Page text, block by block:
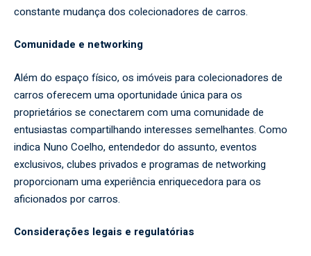
constante mudança dos colecionadores de carros.
Comunidade e networking
Além do espaço físico, os imóveis para colecionadores de
carros oferecem uma oportunidade única para os
proprietários se conectarem com uma comunidade de
entusiastas compartilhando interesses semelhantes. Como
indica Nuno Coelho, entendedor do assunto, eventos
exclusivos, clubes privados e programas de networking
proporcionam uma experiência enriquecedora para os
aficionados por carros.
Considerações legais e regulatórias